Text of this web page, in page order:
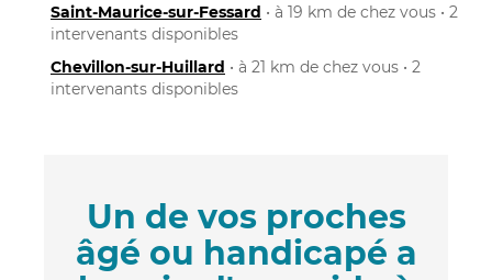
Saint-Maurice-sur-Fessard • à 19 km de chez vous • 2
intervenants disponibles
Chevillon-sur-Huillard • à 21 km de chez vous • 2
intervenants disponibles
Un de vos proches
âgé ou handicapé a